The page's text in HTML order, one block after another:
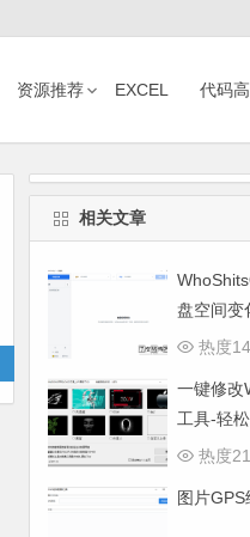
资源推荐 EXCEL 代码
相关文章
盘空间变
找出“吃
热度
一键修改
工具-轻
面热度
图片